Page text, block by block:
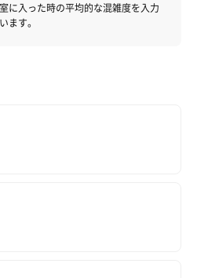
に入った時の平均的な混雑度を入力
ます。